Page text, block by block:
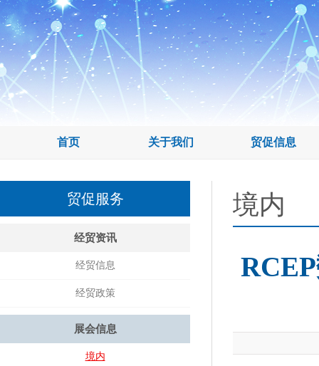
首页 关于我们 贸促信息
贸促服务
经贸资讯
经贸信息
经贸政策
展会信息
境内
境内